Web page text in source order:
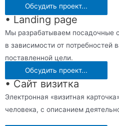
Обсудить проект...
• Landing page
Мы разрабатываем посадочные
в зависимости от потребностей
поставленной цели.
Обсудить проект...
• Сайт визитка
Электронная «визитная
человека, с описанием